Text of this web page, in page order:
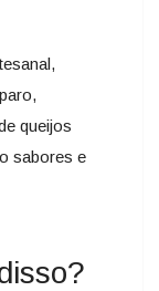
queijos
sabores e